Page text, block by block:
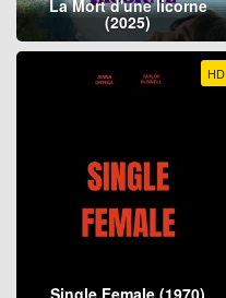
La Mort d'une licorne
(2025)
HD
Single Female (1970)